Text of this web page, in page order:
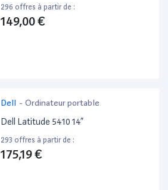
296 offres à partir de :
149,00 €
Dell - Ordinateur portable
Dell Latitude 5410 14”
293 offres à partir de :
175,19 €